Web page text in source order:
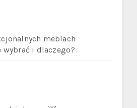
meblach
wybrać i dlaczego?